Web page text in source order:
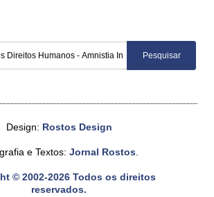
Design: Rostos Design
e Textos: Jornal Rostos.
© 2002-2026 Todos os direitos
reservados.